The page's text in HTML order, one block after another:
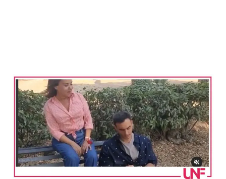
News Cinema
News Musica
News Spettacolo
News dal mondo
Cucina e Ricette